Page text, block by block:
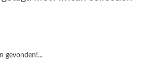
gevonden!...